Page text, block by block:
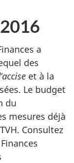
a
des
et à la
Le budget
du
mesures déjà
Consultez